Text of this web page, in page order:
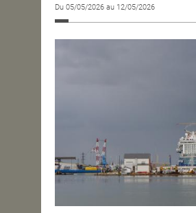
Du 05/05/2026 au 12/05/2026